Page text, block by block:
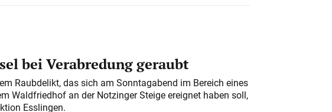
bei Verabredung geraubt
Raubdelikt, das sich am Sonntagabend im Bereich eines
Waldfriedhof an der Notzinger Steige ereignet haben soll,
Esslingen.